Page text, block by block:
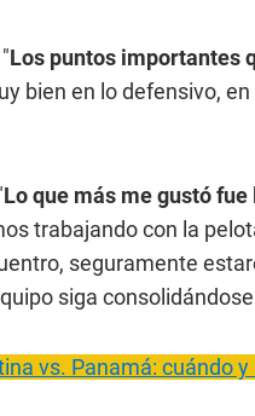
Los puntos importantes
bien en lo defensivo,
Lo que más me gustó
trabajando con la
seguramente
siga
vs. Panamá: cuándo